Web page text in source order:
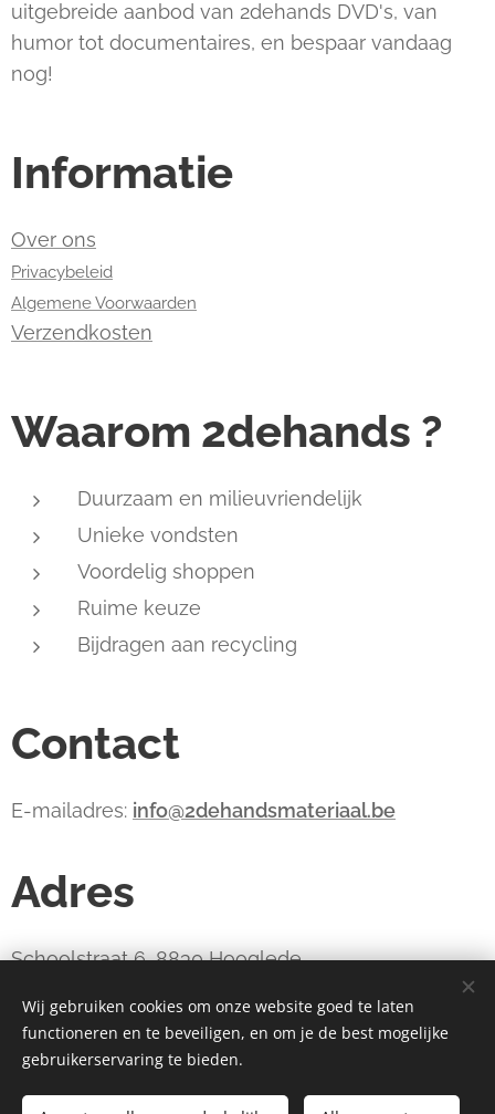
uitgebreide aanbod van 2dehands DVD's, van
humor tot documentaires, en bespaar vandaag
nog!
Informatie
Over ons
Privacybeleid
Algemene Voorwaarden
Verzendkosten
Waarom 2dehands ?
Duurzaam en milieuvriendelijk
Unieke vondsten
Voordelig shoppen
Ruime keuze
Bijdragen aan recycling
Contact
E-mailadres: info@2dehandsmateriaal.be
Adres
Schoolstraat 6, 8830 Hooglede
webdesign estart.be Cookies
Wij gebruiken cookies om onze website goed te laten
functioneren en te beveiligen, en om je de best mogelijke
gebruikerservaring te bieden.